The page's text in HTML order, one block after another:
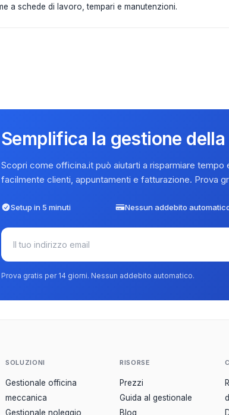
a schede di lavoro, tempari e manutenzioni.
Semplifica la gestione
Scopri come officina.it può aiutarti a risparmiare
facilmente clienti, appuntamenti e fatturazione. Prova
Setup in 5 minuti Nessun addebito
Prova gratis per 14 giorni. Nessun addebito automatico.
SOLUZIONI
Gestionale officina
meccanica
Gestionale noleggio
RISORSE
Prezzi
Guida al gestionale
Blog